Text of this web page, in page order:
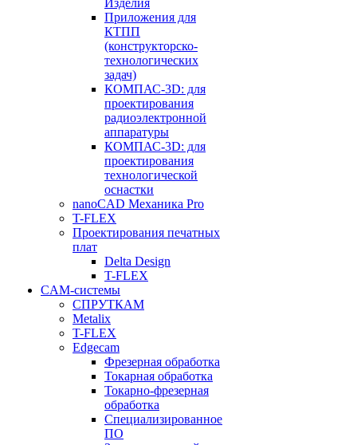
Изделия
Приложения для
КТПП
(конструкторско-
технологических
задач)
КОМПАС-3D: для
проектирования
радиоэлектронной
аппаратуры
КОМПАС-3D: для
проектирования
технологической
оснастки
nanoCAD Механика Pro
T-FLEX
Проектирования печатных
плат
Delta Design
T-FLEX
CAM-системы
СПРУТКAM
Metalix
T-FLEX
Edgecam
Фрезерная обработка
Токарная обработка
Токарно-фрезерная
обработка
Специализированное
ПО